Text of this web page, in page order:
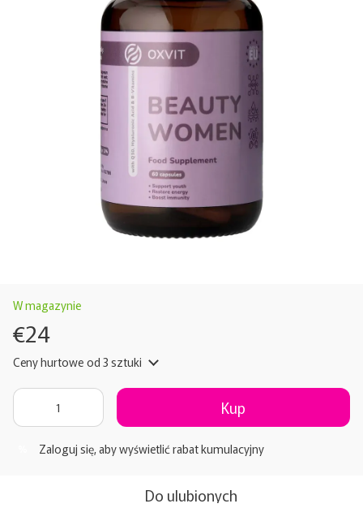
W magazynie
€24
Ceny hurtowe od 3 sztuki
Kup
Zaloguj się, aby wyświetlić rabat kumulacyjny
Do ulubionych